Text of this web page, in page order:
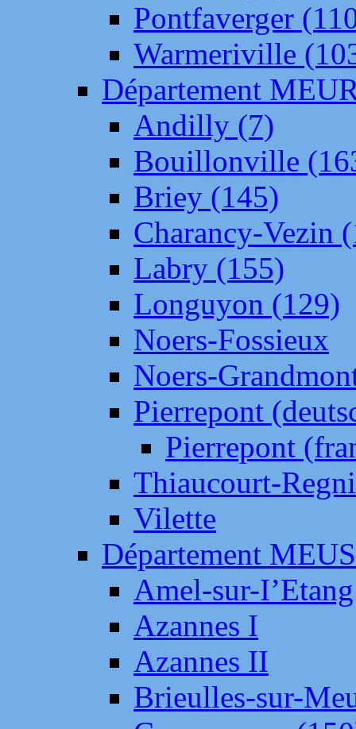
Pontfaverger
Warmeriville
Département
Andilly (7)
Bouillonville
Briey (145)
Charancy-Vezin
Labry (155)
Longuyon (129)
Noers-Fossieux
Noers-
Pierrepont
Pierrepont
Thiaucourt-
Vilette
Département
Amel-sur-
Azannes I
Azannes II
Brieulles-sur-